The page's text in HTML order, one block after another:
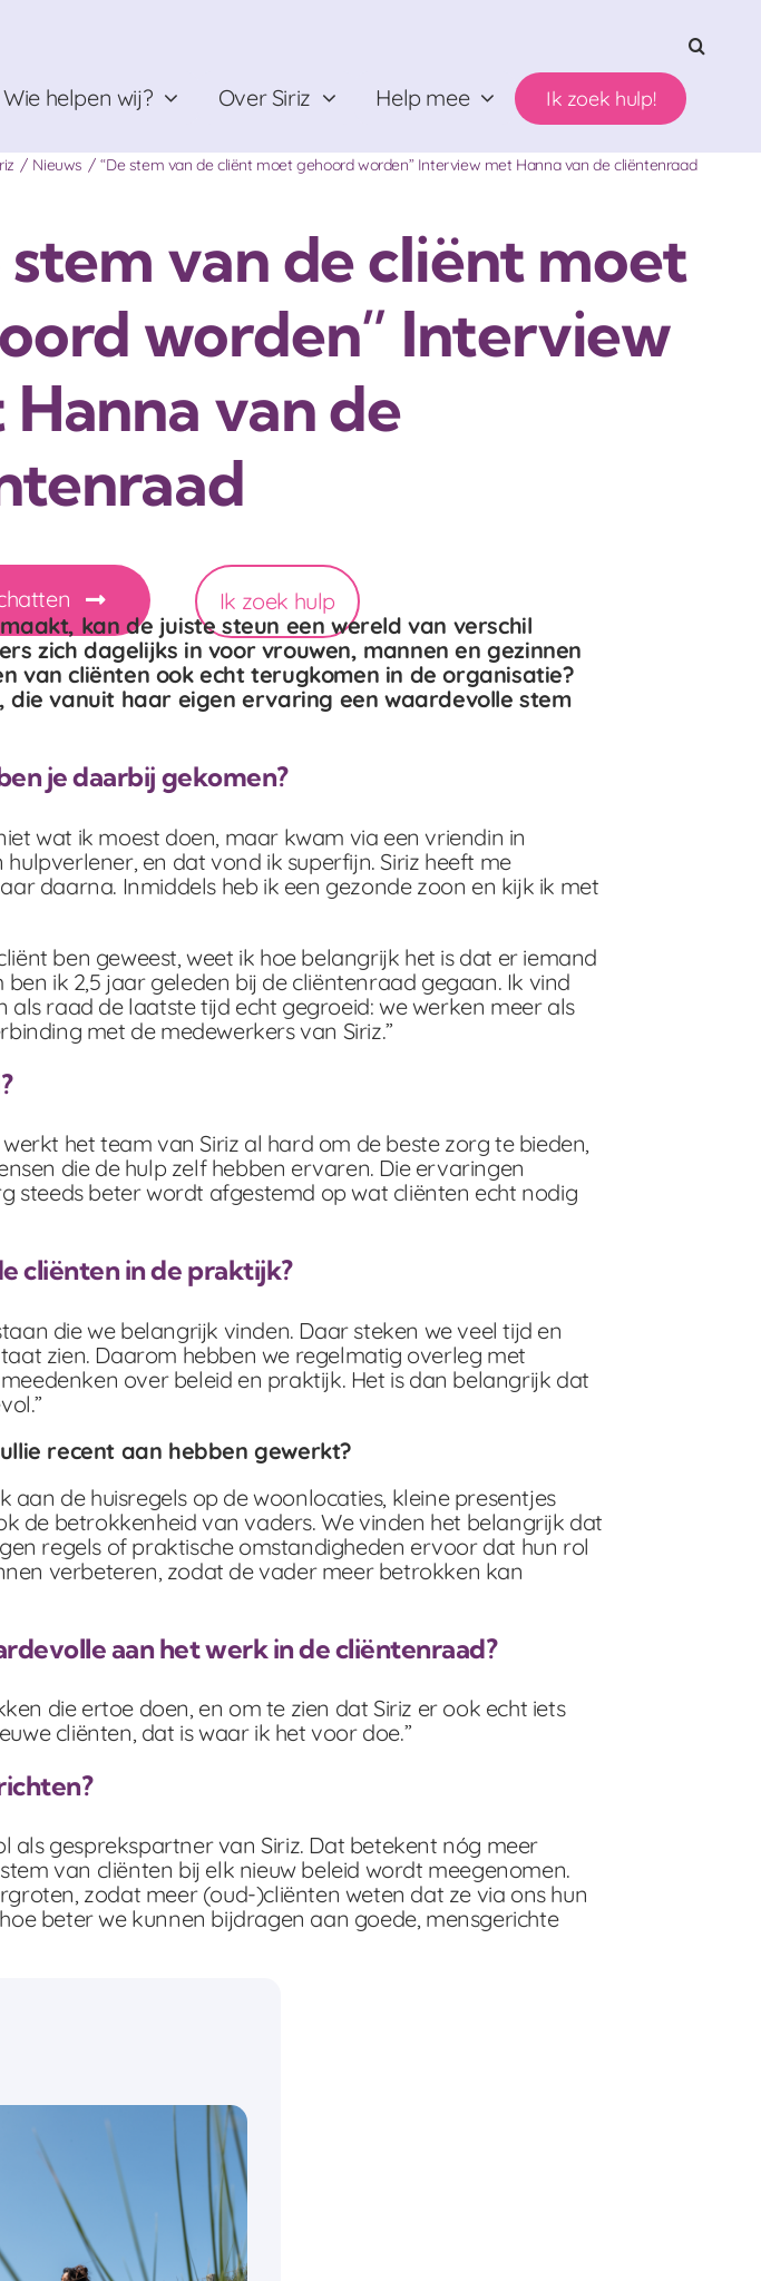
Wie helpen wij? Over Siriz Help mee Ik zoek hulp!
Nieuws “De stem van de cliënt moet gehoord worden” Interview met Hanna van de cliëntenraad
stem van de cliënt moet
worden” Interview
van de
Ik zoek hulp
kan de juiste steun een wereld van verschil
zich dagelijks in voor vrouwen, mannen en gezinnen
van cliënten ook echt terugkomen in de organisatie?
vanuit haar eigen ervaring een waardevolle stem
je daarbij gekomen?
wat ik moest doen, maar kwam via een vriendin in
en dat vond ik superfijn. Siriz heeft me
daarna. Inmiddels heb ik een gezonde zoon en kijk ik met
ben geweest, weet ik hoe belangrijk het is dat er iemand
ik 2,5 jaar geleden bij de cliëntenraad gegaan. Ik vind
raad de laatste tijd echt gegroeid: we werken meer als
met de medewerkers van Siriz.”
het team van Siriz al hard om de beste zorg te bieden,
die de hulp zelf hebben ervaren. Die ervaringen
steeds beter wordt afgestemd op wat cliënten echt nodig
cliënten in de praktijk?
die we belangrijk vinden. Daar steken we veel tijd en
zien. Daarom hebben we regelmatig overleg met
over beleid en praktijk. Het is dan belangrijk dat
recent aan hebben gewerkt?
de huisregels op de woonlocaties, kleine presentjes
de betrokkenheid van vaders. We vinden het belangrijk dat
regels of praktische omstandigheden ervoor dat hun rol
verbeteren, zodat de vader meer betrokken kan
aan het werk in de cliëntenraad?
die ertoe doen, en om te zien dat Siriz er ook echt iets
cliënten, dat is waar ik het voor doe.”
als gesprekspartner van Siriz. Dat betekent nóg meer
van cliënten bij elk nieuw beleid wordt meegenomen.
zodat meer (oud-)cliënten weten dat ze via ons hun
beter we kunnen bijdragen aan goede, mensgerichte